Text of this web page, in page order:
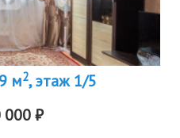
м2, этаж 1/5
000 ₽